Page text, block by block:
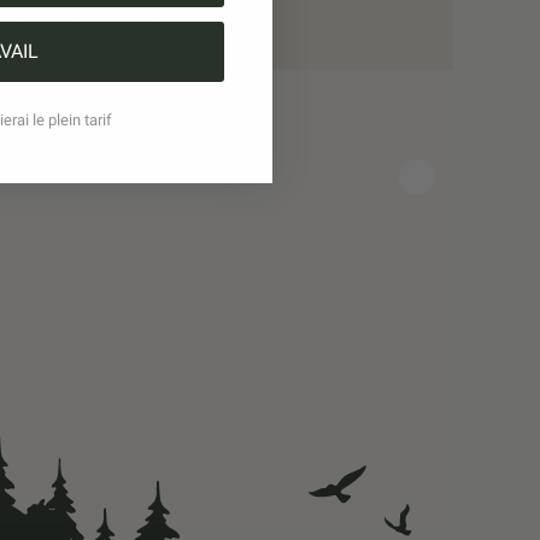
Conçu en Suisse
le plein tarif